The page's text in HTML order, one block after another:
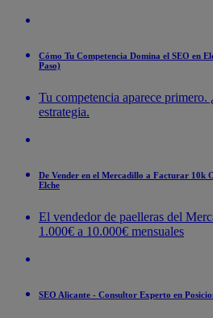
Cómo Tu Competencia Domina el SEO en
Paso)
Tu competencia aparece primero.
estrategia.
De Vender en el Mercadillo a Facturar 10k
Elche
El vendedor de paelleras del
1.000€ a 10.000€ mensuales
SEO Alicante - Consultor Experto en